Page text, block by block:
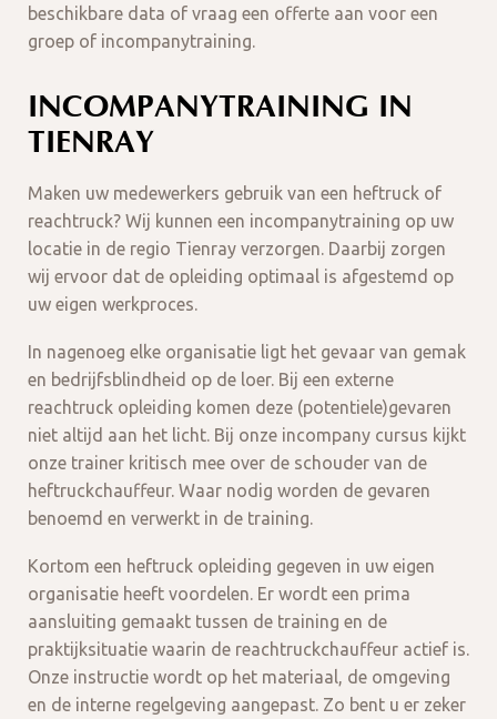
beschikbare data of vraag een offerte aan voor een
groep of incompanytraining.
INCOMPANYTRAINING IN
TIENRAY
Maken uw medewerkers gebruik van een heftruck of
reachtruck? Wij kunnen een incompanytraining op uw
locatie in de regio Tienray verzorgen. Daarbij zorgen
wij ervoor dat de opleiding optimaal is afgestemd op
uw eigen werkproces.
In nagenoeg elke organisatie ligt het gevaar van gemak
en bedrijfsblindheid op de loer. Bij een externe
reachtruck opleiding komen deze (potentiele)gevaren
niet altijd aan het licht. Bij onze incompany cursus kijkt
onze trainer kritisch mee over de schouder van de
heftruckchauffeur. Waar nodig worden de gevaren
benoemd en verwerkt in de training.
Kortom een heftruck opleiding gegeven in uw eigen
organisatie heeft voordelen. Er wordt een prima
aansluiting gemaakt tussen de training en de
praktijksituatie waarin de reachtruckchauffeur actief is.
Onze instructie wordt op het materiaal, de omgeving
en de interne regelgeving aangepast. Zo bent u er zeker